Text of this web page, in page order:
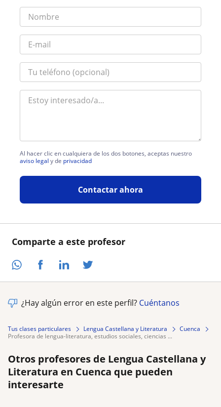
Comparte a este profesor
Al hacer clic en cualquiera de los dos botones, aceptas nuestro
aviso legal y de privacidad
Contactar ahora
¿Hay algún error en este perfil? Cuéntanos
Tus clases particulares Lengua Castellana y Literatura
Cuenca
profesora de lengua-literatura, estudios sociales, ciencias ...
Otros profesores de Lengua Castellana y
Literatura en Cuenca que pueden
interesarte